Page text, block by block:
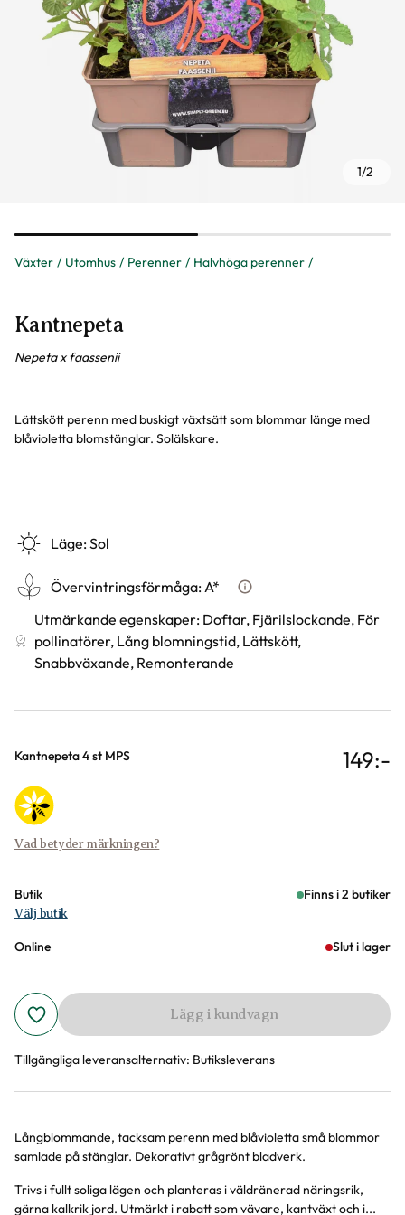
Växter Utomhus Perenner Halvhöga perenner
1/2
Kantnepeta
Nepeta x faassenii
Lättskött perenn med buskigt växtsätt som blommar länge med
blåvioletta blomstänglar. Solälskare.
Läge:Sol
Övervintringsförmåga:A* Vad betyder
Utmärkande egenskaper: Doftar, Fjärilslockande, För
pollinatörer, Lång blomningstid, Lättskött,
Snabbväxande, Remonterande
Varianter
Kantnepeta 4 st MPS
Vad betyder märkningen?
149:-
Butik Finns i 2 butiker
Välj butik
Online Slut i lager
Lägg i kundvagn
Tillgängliga leveransalternativ: Butiksleverans
Produktinformation
Långblommande, tacksam perenn med blåvioletta små blommor
samlade på stänglar. Dekorativt grågrönt bladverk.
Trivs i fullt soliga lägen och planteras i väldränerad näringsrik,
gärna kalkrik jord. Utmärkt i rabatt som vävare, kantväxt och i...